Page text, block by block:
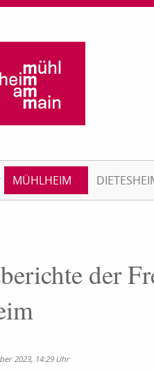
MÜHLHEIM
der
2023, 14:29 Uhr